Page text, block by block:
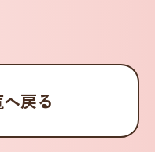
戻る